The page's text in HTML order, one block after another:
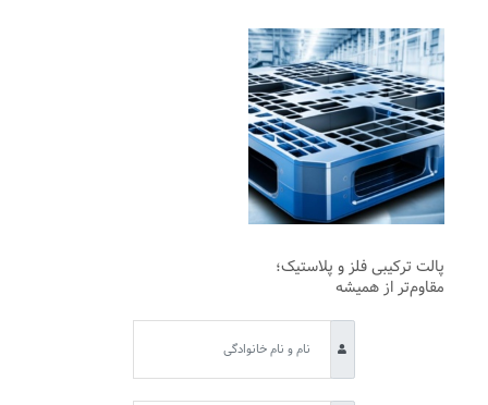
پالت ترکیبی فلز و پلاستیک؛
مقاوم‌تر از همیشه